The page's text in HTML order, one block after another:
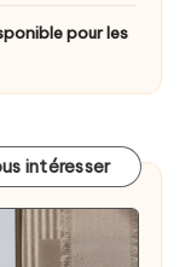
pour les
intéresser